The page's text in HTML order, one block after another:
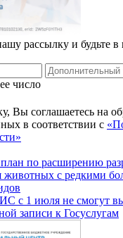
рассылку и будьте в
число
Вы соглашаетесь на
в соответствии с
по расширению
животных с редкими
с 1 июля не смогут
записи к Госуслугам